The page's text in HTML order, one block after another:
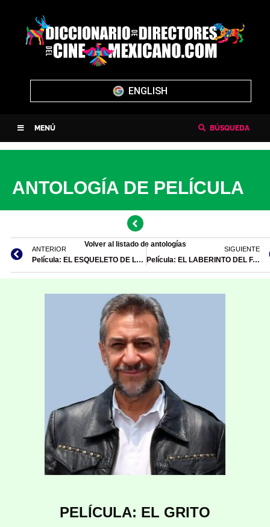
ENGLISH
MENÚ BÚSQUEDA
ANTOLOGÍA DE PELÍCULA
Volver al listado de antologías
ANTERIOR
Película: EL ESQUELETO DE LA SEÑORA MORALES (Rogelio A. González, 1959)
SIGUIENTE
Película: EL LABERINTO DEL FAUNO (Guillermo del Toro, 2006)
PELÍCULA: EL GRITO